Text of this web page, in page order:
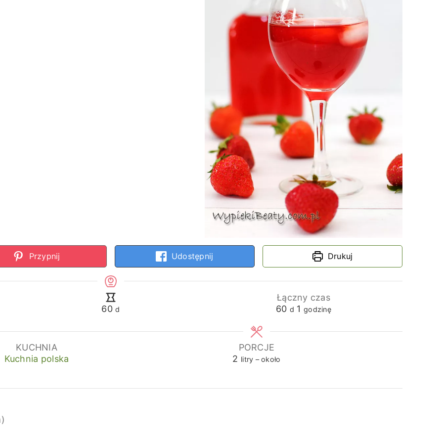
Przypnij Udostępnij Drukuj
60dni
d
Łączny czas
60dni
d 1 godzina
godzinę
KUCHNIA
Kuchnia polska
PORCJE
2 litry – około